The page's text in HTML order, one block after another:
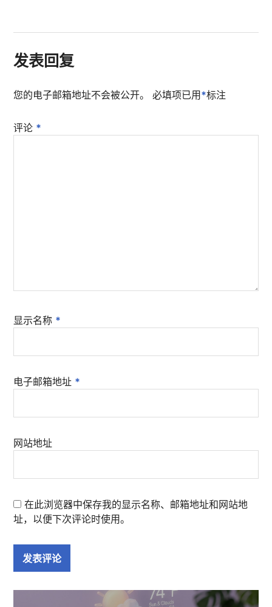
发表回复
您的电子邮箱地址不会被公开。 必填项已用 *标注
评论 *
显示名称 *
电子邮箱地址 *
网站地址
在此浏览器中保存我的显示名称、邮箱地址和网站地
址，以便下次评论时使用。